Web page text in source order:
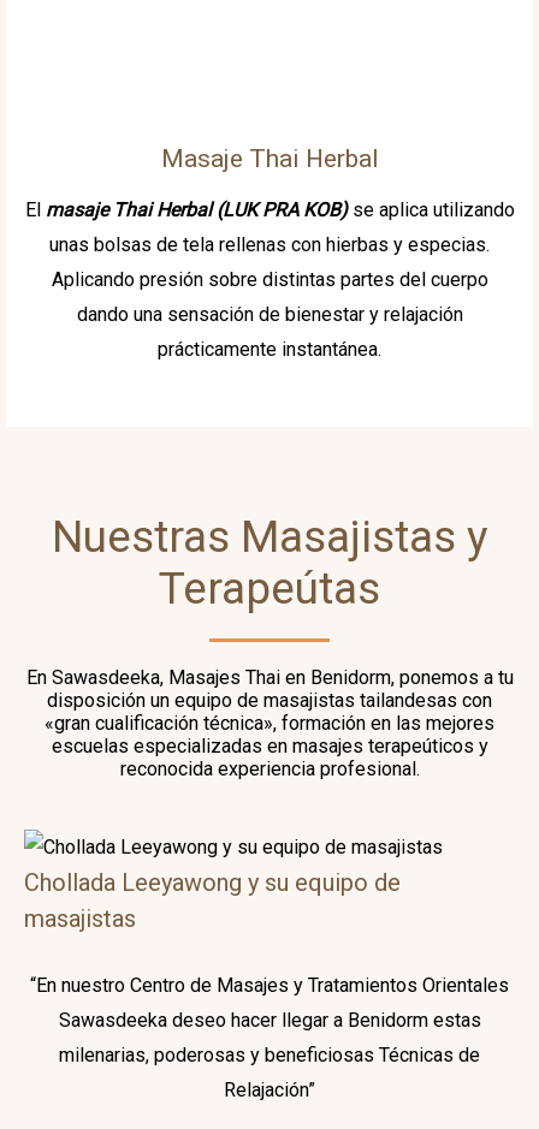
Masaje Thai Herbal
El masaje Thai Herbal (LUK PRA KOB)se aplica utilizando
unas bolsas de tela rellenas con hierbas y especias.
Aplicando presión sobre distintas partes del cuerpo
dando una sensación de bienestar y relajación
prácticamente instantánea.
Nuestras Masajistas y
Terapeútas
En Sawasdeeka, Masajes Thai en Benidorm, ponemos a tu
disposición un equipo de masajistas tailandesas con
«gran cualificación técnica», formación en las mejores
escuelas especializadas en masajes terapeúticos y
reconocida experiencia profesional.
Chollada Leeyawong y su equipo de
masajistas
“En nuestro Centro de Masajes y Tratamientos Orientales
Sawasdeeka deseo hacer llegar a Benidorm estas
milenarias, poderosas y beneficiosas Técnicas de
Relajación”